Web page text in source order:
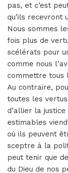
pas, et c’est
qu’ils recevront
Nous sommes
fois plus de
scélérats pour
comme nous
commettre tous
Au contraire,
toutes les
d’allier la
estimables
où ils peuvent
sceptre à la
peut tenir que
du Dieu de nos